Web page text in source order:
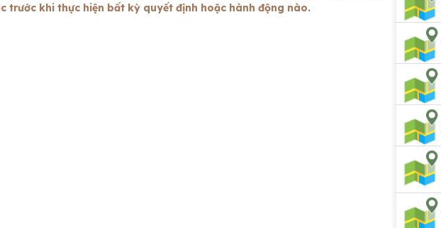
trước khi thực hiện bất kỳ quyết định hoặc hành động nào.